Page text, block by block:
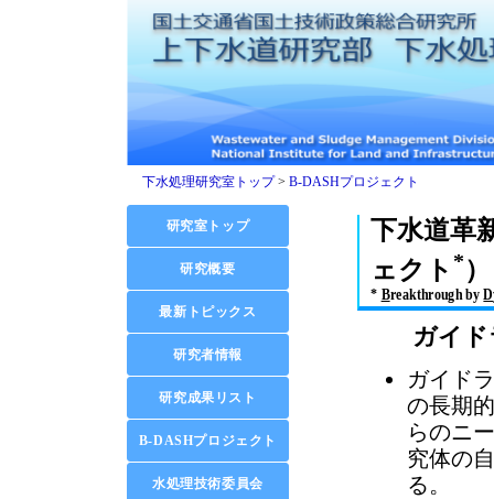
下水処理研究室トップ> B-DASHプロジェクト
下水道革
ェクト *）
* Breakthrough byD
ガイ
ガイド
の長期
らのニ
究体の
る。